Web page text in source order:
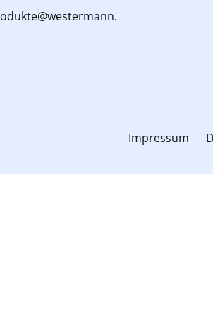
Impressum